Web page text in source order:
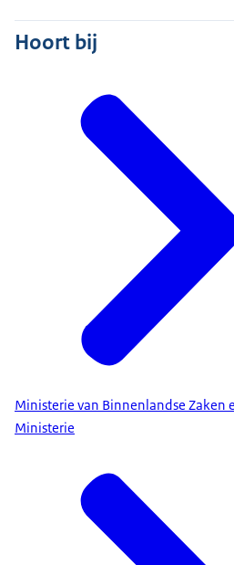
Hoort bij
Ministerie van Binnenlandse Zaken
Ministerie